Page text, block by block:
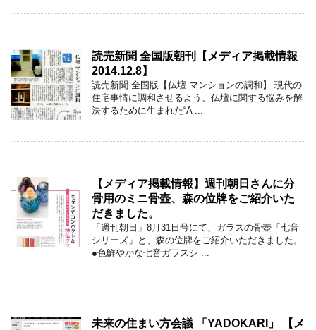
読売新聞 全国版朝刊【メディア掲載情報
2014.12.8】
読売新聞 全国版【仏壇 マンションの調和】 現代の
住宅事情に調和させるよう、仏壇に関する悩みを解
決するために生まれた“A ...
【メディア掲載情報】週刊朝日さんに分
骨用のミニ骨壺、森の位牌をご紹介いた
だきました。
「週刊朝日」8月31日号にて、ガラスの骨壺「七音
シリーズ」と、森の位牌をご紹介いただきました。
●色鮮やかな七音ガラスシ ...
未来の住まい方会議 「YADOKARI」 【メ